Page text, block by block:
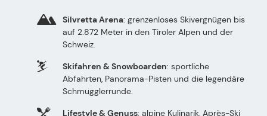
Silvretta Arena: grenzenloses Skivergnügen bis
auf 2.872 Meter in den Tiroler Alpen und der
Schweiz.
Skifahren & Snowboarden: sportliche
Abfahrten, Panorama-Pisten und die legendäre
Schmugglerrunde.
Lifestyle & Genuss: alpine Kulinarik, Après-Ski